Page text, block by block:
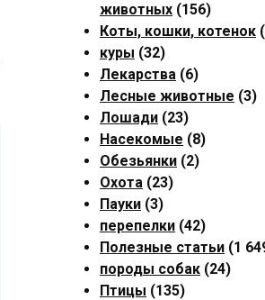
животных (156)
Коты, кошки, котенок
куры (32)
Лекарства (6)
Лесные животные (3)
Лошади (23)
Насекомые (8)
Обезьянки (2)
Охота (23)
Пауки (3)
перепелки (42)
Полезные статьи (1
породы собак (24)
Птицы (135)